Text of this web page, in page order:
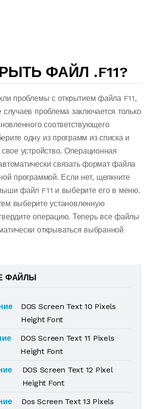
ФАЙЛ .F11?
проблемы с открытием файла F11,
проблема заключается только
соответствующего
одну из программ из списка и
устройство. Операционная
связать формат файла
программой. Если нет, щелкните
файл F11 и выберите его в меню.
выберите установленную
операцию. Теперь все файлы
открываться выбранной
ФАЙЛЫ
DOS Screen Text 10 Pixels
Height Font
DOS Screen Text 11 Pixels
Height Font
DOS Screen Text 12 Pixel
Height Font
Dos Screen Text 13 Pixels